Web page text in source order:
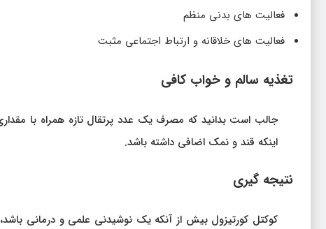
فعالیت‌ های بدنی منظم
فعالیت‌ های خلاقانه و ارتباط اجتماعی مثبت
تغذیه سالم و خواب کافی
جالب است بدانید که مصرف یک عدد پرتقال تازه همراه با
اینکه قند و نمک اضافی داشته باشد.
نتیجه‌ گیری
کوکتل کورتیزول بیش از آنکه یک نوشیدنی علمی و درمانی